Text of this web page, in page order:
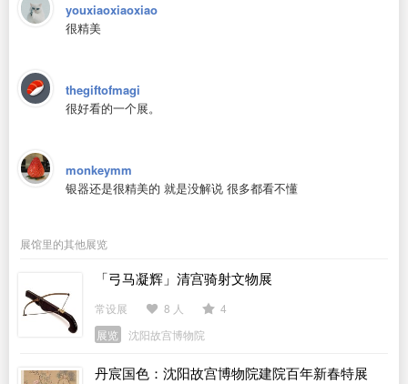
youxiaoxiaoxiao
很精美
thegiftofmagi
很好看的一个展。
monkeymm
银器还是很精美的 就是没解说 很多都看不懂
展馆里的其他展览
「弓马凝辉」清宫骑射文物展
常设展 8 人
4
展览
沈阳故宫博物院
丹宸国色：沈阳故宫博物院建院百年新春特展